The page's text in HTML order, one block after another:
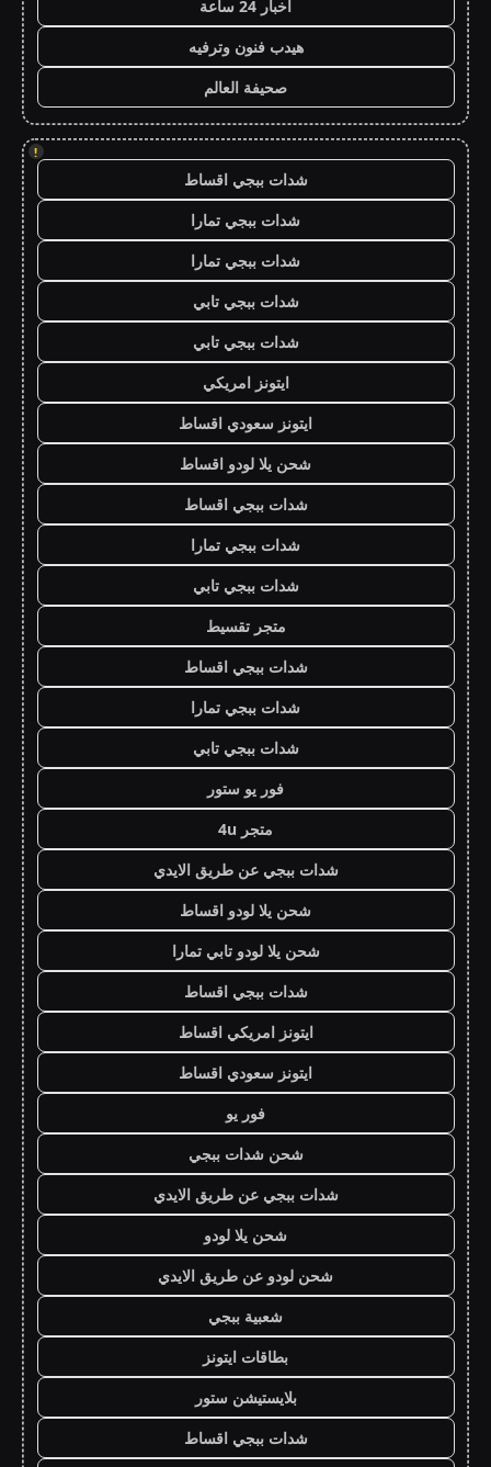
اخبار 24 ساعة
هيدب فنون وترفيه
صحيفة العالم
!
شدات ببجي اقساط
شدات ببجي تمارا
شدات ببجي تمارا
شدات ببجي تابي
شدات ببجي تابي
ايتونز امريكي
ايتونز سعودي اقساط
شحن يلا لودو اقساط
شدات ببجي اقساط
شدات ببجي تمارا
شدات ببجي تابي
متجر تقسيط
شدات ببجي اقساط
شدات ببجي تمارا
شدات ببجي تابي
فور يو ستور
متجر 4u
شدات ببجي عن طريق الايدي
شحن يلا لودو اقساط
شحن يلا لودو تابي تمارا
شدات ببجي اقساط
ايتونز امريكي اقساط
ايتونز سعودي اقساط
فور يو
شحن شدات ببجي
شدات ببجي عن طريق الايدي
شحن يلا لودو
شحن لودو عن طريق الايدي
شعبية ببجي
بطاقات ايتونز
بلايستيشن ستور
شدات ببجي اقساط